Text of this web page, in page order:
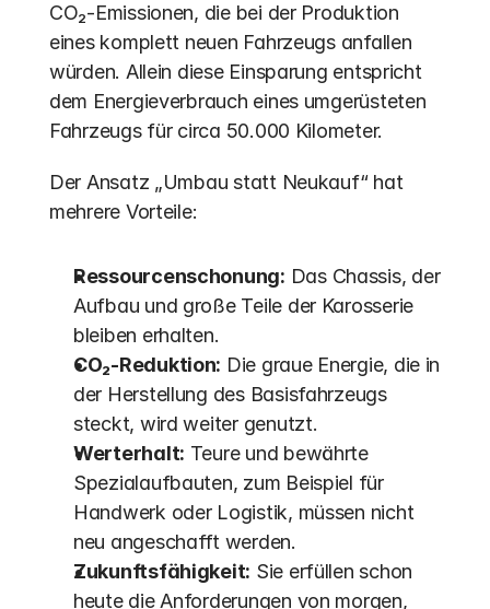
CO₂-Emissionen, die bei der Produktion
eines komplett neuen Fahrzeugs anfallen
würden. Allein diese Einsparung entspricht
dem Energieverbrauch eines umgerüsteten
Fahrzeugs für circa 50.000 Kilometer.
Der Ansatz „Umbau statt Neukauf“ hat
mehrere Vorteile:
Ressourcenschonung: Das Chassis, der
Aufbau und große Teile der Karosserie
bleiben erhalten.
CO₂-Reduktion: Die graue Energie, die in
der Herstellung des Basisfahrzeugs
steckt, wird weiter genutzt.
Werterhalt: Teure und bewährte
Spezialaufbauten, zum Beispiel für
Handwerk oder Logistik, müssen nicht
neu angeschafft werden.
Zukunftsfähigkeit: Sie erfüllen schon
heute die Anforderungen von morgen,